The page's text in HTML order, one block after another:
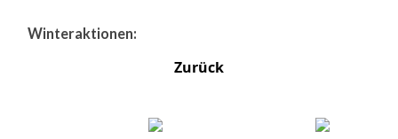
Winteraktionen:
Zurück